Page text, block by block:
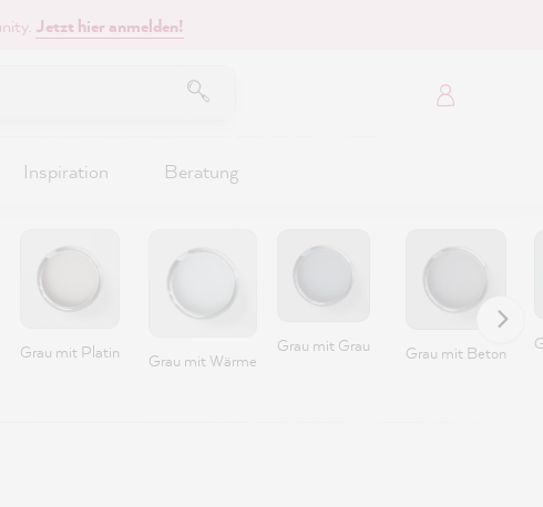
Jetzt hier anmelden!
Inspiration Beratung
Grau mit Platin Grau mit Wärme
Grau mit Grau Grau mit Beton